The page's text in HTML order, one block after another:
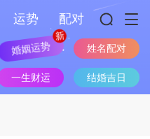
运势 配对
婚姻运势 姓名配对
一生财运 结婚吉日